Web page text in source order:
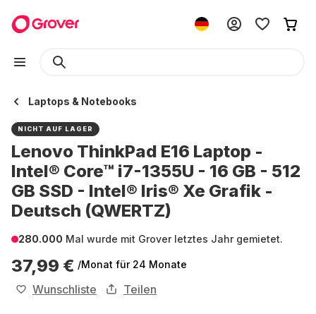
Laptops & Notebooks
NICHT AUF LAGER
Lenovo ThinkPad E16 Laptop -
Intel® Core™ i7-1355U - 16 GB - 512
GB SSD - Intel® Iris® Xe Grafik -
Deutsch (QWERTZ)
280.000 Mal wurde mit Grover letztes Jahr gemietet.
37,99 € /Monat für 24 Monate
Wunschliste Teilen